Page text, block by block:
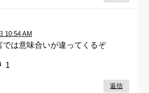
10:54 AM
では意味合いが違ってくるぞ
1
返信